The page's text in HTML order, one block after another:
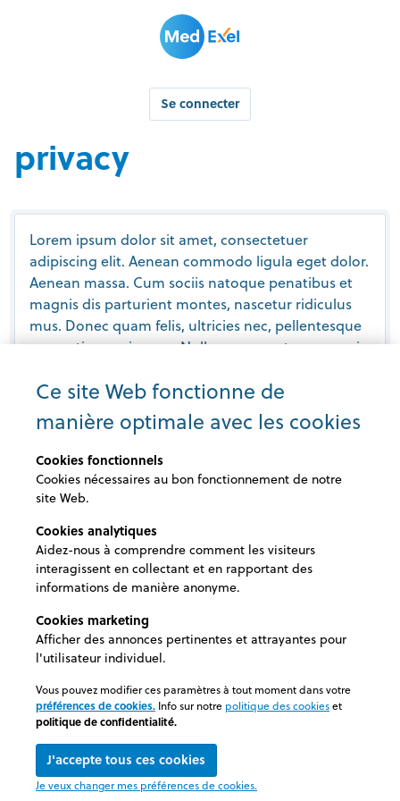
Se connecter
privacy
Lorem ipsum dolor sit amet, consectetuer
adipiscing elit. Aenean commodo ligula eget dolor.
Aenean massa. Cum sociis natoque penatibus et
magnis dis parturient montes, nascetur ridiculus
mus. Donec quam felis, ultricies nec, pellentesque
eu, pretium quis, sem. Nulla consequat massa quis
vulputate eget, arcu. In enim justo, rhoncus ut,
imperdiet a, venenatis vitae, justo. Nullam dictum
felis eu pede mollis pretium. Integer tincidunt. Cras
dapibus. Vivamus elementum semper nisi. Aenean
vulputate eleifend tellus. Aenean leo ligula,
porttitor eu, consequat vitae, eleifend ac, enim.
feugiat a, tellus. Phasellus viverra nulla ut metus
varius laoreet. Quisque rutrum. Aenean imperdiet.
Etiam ultricies nisi vel augue. Curabitur
ipsum dolor sit amet, consectetuer adipiscing elit.
Aenean commodo ligula eget dolor. Aenean
massa. Cum sociis natoque penatibus et magnis
dis parturient montes, nascetur ridiculus
© 2026 Medexel
Ce site Web fonctionne de
manière optimale avec les cookies
Cookies fonctionnels
Cookies nécessaires au bon fonctionnement de notre
site Web.
Cookies analytiques
Aidez-nous à comprendre comment les visiteurs
interagissent en collectant et en rapportant des
informations de manière anonyme.
Cookies marketing
Afficher des annonces pertinentes et attrayantes pour
l'utilisateur individuel.
Vous pouvez modifier ces paramètres à tout moment dans votre
préférences de cookies. Info sur notre politique des cookieset
politique de confidentialité.
J'accepte tous ces cookies
Je veux changer mes préférences de cookies.